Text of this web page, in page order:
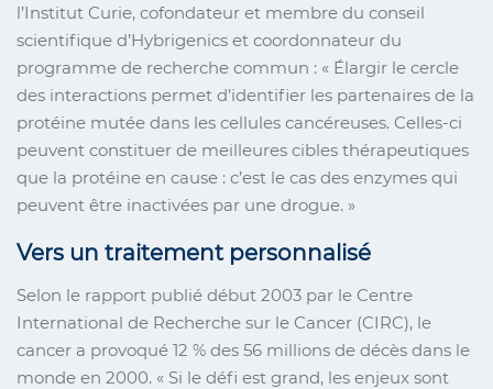
l’Institut Curie, cofondateur et membre du conseil
scientifique d’Hybrigenics et coordonnateur du
programme de recherche commun : « Élargir le cercle
des interactions permet d’identifier les partenaires de la
protéine mutée dans les cellules cancéreuses. Celles-ci
peuvent constituer de meilleures cibles thérapeutiques
que la protéine en cause : c’est le cas des enzymes qui
peuvent être inactivées par une drogue. »
Vers un traitement personnalisé
Selon le rapport publié début 2003 par le Centre
International de Recherche sur le Cancer (CIRC), le
cancer a provoqué 12 % des 56 millions de décès dans le
monde en 2000. « Si le défi est grand, les enjeux sont